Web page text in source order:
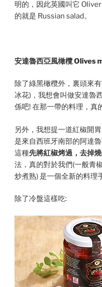
明的，因此英國叫它
的就是 Russian salad。
安達魯西亞風橄欖 Olives
除了綠黑橄欖外，裏頭來
冰花)，我想會叫做安達魯
係吧! 在那一帶的料理，真
另外，我想提一道紅椒開
是來自西班牙南部的阿達
這種先將紅椒烤過，去掉
法，真的對於我們(一般青
炒煮熟) 是一個全新的料理
除了冷盤這樣吃: